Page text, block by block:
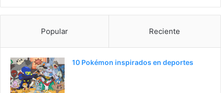
Popular Reciente
10 Pokémon inspirados en deportes